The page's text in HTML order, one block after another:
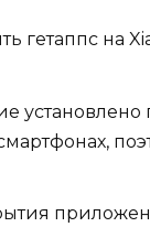
гетаппс на
установлено